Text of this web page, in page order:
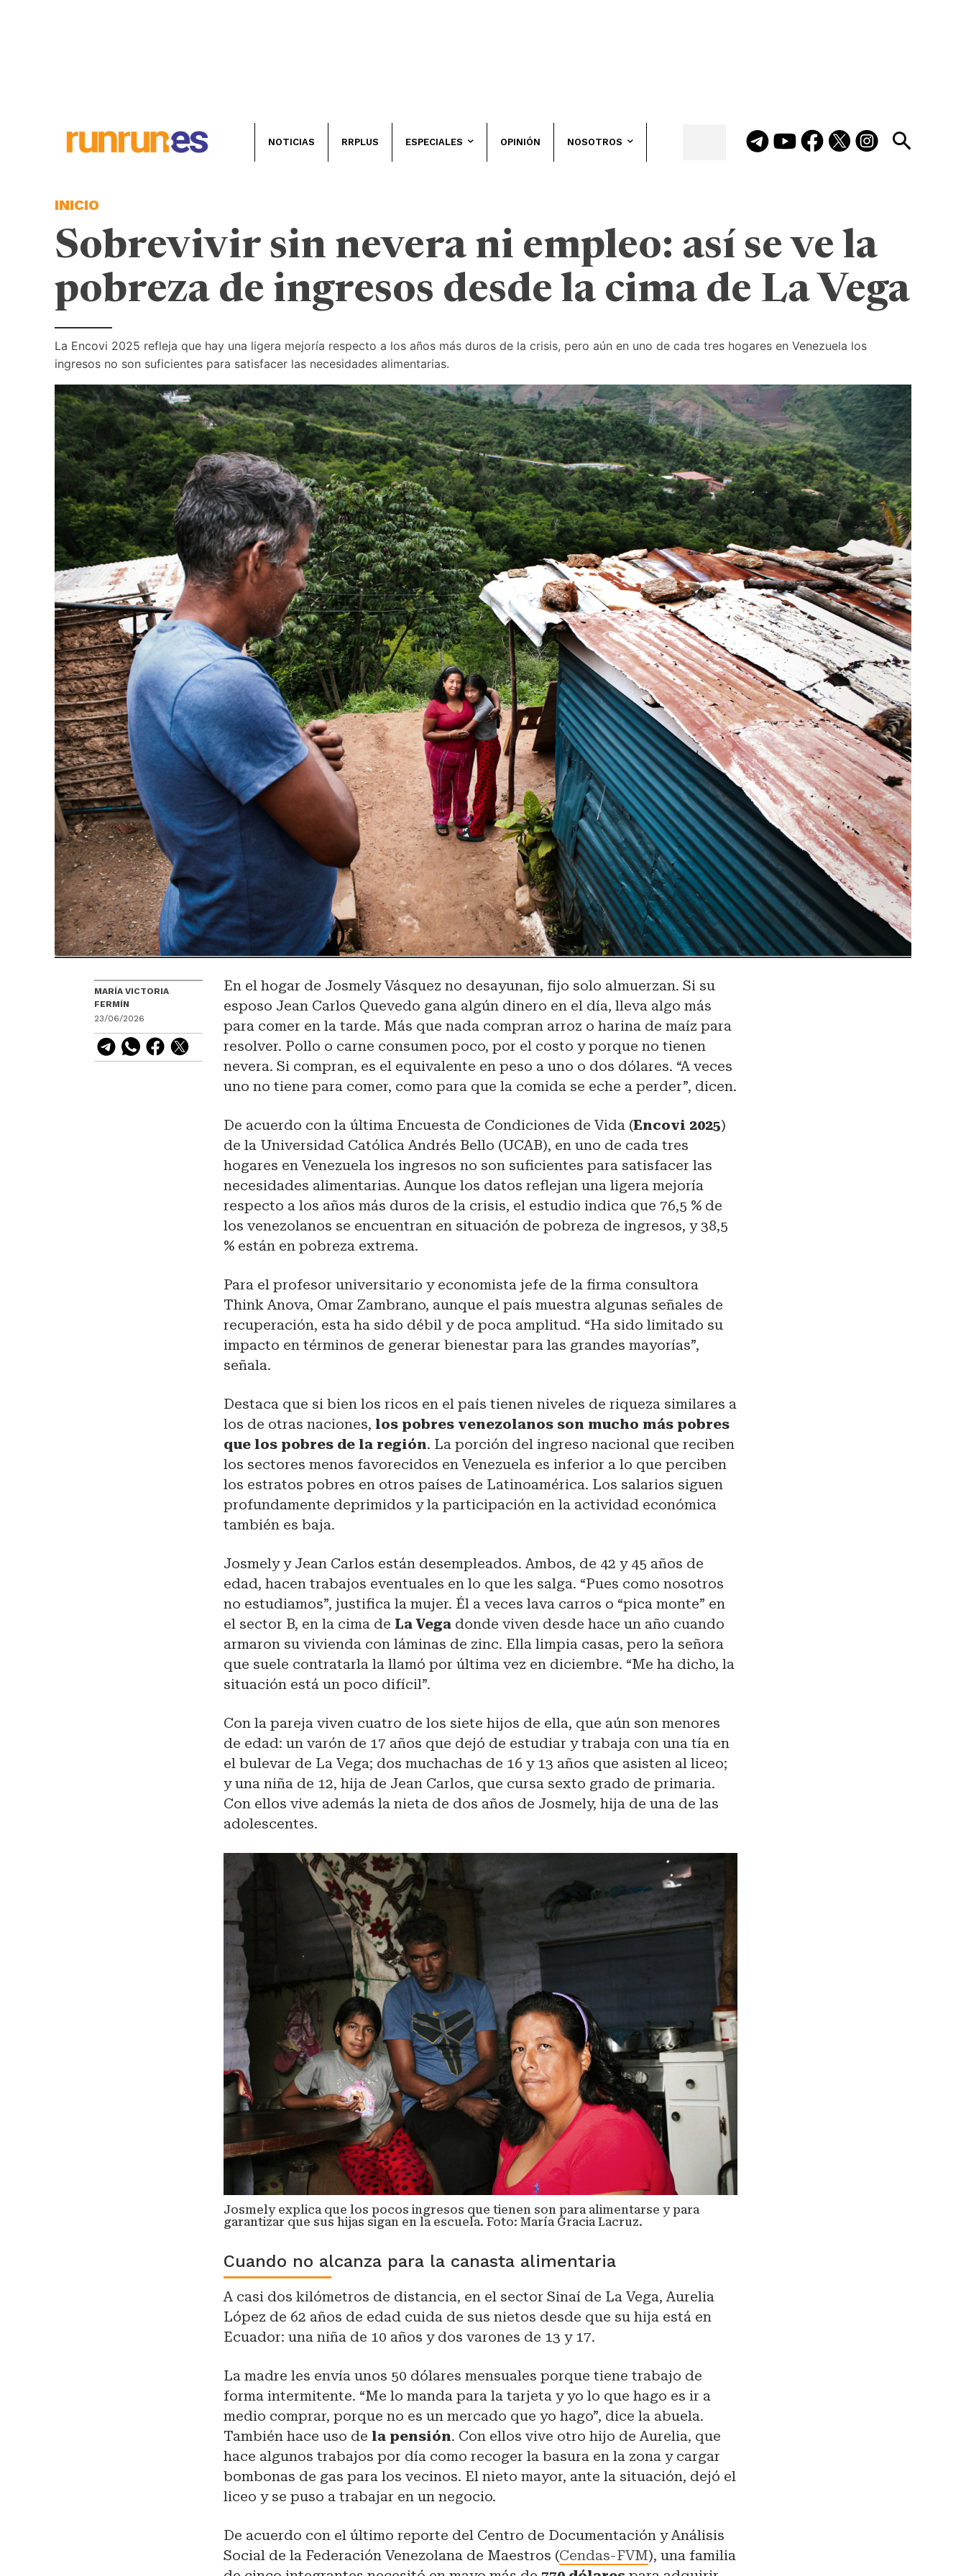
NOTICIAS RRPLUS ESPECIALES OPINIÓN NOSOTROS
INICIO
Sobrevivir sin nevera ni empleo: así se ve la
pobreza de ingresos desde la cima de La Vega
La Encovi 2025 refleja que hay una ligera mejoría respecto a los años más duros de la crisis, pero aún en uno de cada tres hogares en Venezuela los
ingresos no son suficientes para satisfacer las necesidades alimentarias.
MARÍA VICTORIA
FERMÍN
23/06/2026
En el hogar de Josmely Vásquez no desayunan, fijo solo almuerzan. Si su
esposo Jean Carlos Quevedo gana algún dinero en el día, lleva algo más
para comer en la tarde. Más que nada compran arroz o harina de maíz para
resolver. Pollo o carne consumen poco, por el costo y porque no tienen
nevera. Si compran, es el equivalente en peso a uno o dos dólares. “A veces
uno no tiene para comer, como para que la comida se eche a perder”, dicen.
De acuerdo con la última Encuesta de Condiciones de Vida (Encovi 2025)
de la Universidad Católica Andrés Bello (UCAB), en uno de cada tres
hogares en Venezuela los ingresos no son suficientes para satisfacer las
necesidades alimentarias. Aunque los datos reflejan una ligera mejoría
respecto a los años más duros de la crisis, el estudio indica que 76,5 % de
los venezolanos se encuentran en situación de pobreza de ingresos, y 38,5
% están en pobreza extrema.
Para el profesor universitario y economista jefe de la firma consultora
Think Anova, Omar Zambrano, aunque el país muestra algunas señales de
recuperación, esta ha sido débil y de poca amplitud. “Ha sido limitado su
impacto en términos de generar bienestar para las grandes mayorías”,
señala.
Destaca que si bien los ricos en el país tienen niveles de riqueza similares a
los de otras naciones, los pobres venezolanos son mucho más pobres
que los pobres de la región. La porción del ingreso nacional que reciben
los sectores menos favorecidos en Venezuela es inferior a lo que perciben
los estratos pobres en otros países de Latinoamérica. Los salarios siguen
profundamente deprimidos y la participación en la actividad económica
también es baja.
Josmely y Jean Carlos están desempleados. Ambos, de 42 y 45 años de
edad, hacen trabajos eventuales en lo que les salga. “Pues como nosotros
no estudiamos”, justifica la mujer. Él a veces lava carros o “pica monte” en
el sector B, en la cima de La Vega donde viven desde hace un año cuando
armaron su vivienda con láminas de zinc. Ella limpia casas, pero la señora
que suele contratarla la llamó por última vez en diciembre. “Me ha dicho, la
situación está un poco difícil”.
Con la pareja viven cuatro de los siete hijos de ella, que aún son menores
de edad: un varón de 17 años que dejó de estudiar y trabaja con una tía en
el bulevar de La Vega; dos muchachas de 16 y 13 años que asisten al liceo;
y una niña de 12, hija de Jean Carlos, que cursa sexto grado de primaria.
Con ellos vive además la nieta de dos años de Josmely, hija de una de las
adolescentes.
Josmely explica que los pocos ingresos que tienen son para alimentarse y para
garantizar que sus hijas sigan en la escuela. Foto: María Gracia Lacruz.
Cuando no alcanza para la canasta alimentaria
A casi dos kilómetros de distancia, en el sector Sinaí de La Vega, Aurelia
López de 62 años de edad cuida de sus nietos desde que su hija está en
Ecuador: una niña de 10 años y dos varones de 13 y 17.
La madre les envía unos 50 dólares mensuales porque tiene trabajo de
forma intermitente. “Me lo manda para la tarjeta y yo lo que hago es ir a
medio comprar, porque no es un mercado que yo hago”, dice la abuela.
También hace uso de la pensión. Con ellos vive otro hijo de Aurelia, que
hace algunos trabajos por día como recoger la basura en la zona y cargar
bombonas de gas para los vecinos. El nieto mayor, ante la situación, dejó el
liceo y se puso a trabajar en un negocio.
De acuerdo con el último reporte del Centro de Documentación y Análisis
Social de la Federación Venezolana de Maestros (Cendas-FVM), una familia